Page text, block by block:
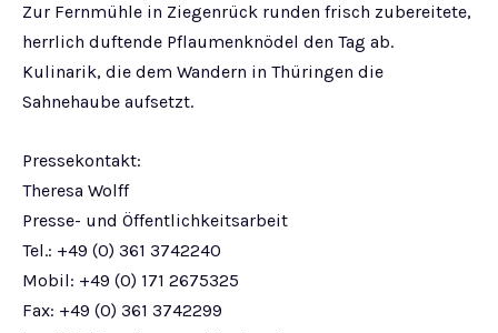
Zur Fernmühle in Ziegenrück runden frisch zubereitete,
herrlich duftende Pflaumenknödel den Tag ab.
Kulinarik, die dem Wandern in Thüringen die
Sahnehaube aufsetzt.
Pressekontakt:
Theresa Wolff
Presse- und Öffentlichkeitsarbeit
Tel.: +49 (0) 361 3742240
Mobil: +49 (0) 171 2675325
Fax: +49 (0) 361 3742299